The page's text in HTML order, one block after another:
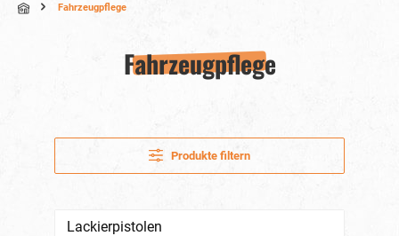
Fahrzeugpflege
Fahrzeugpflege
Produkte filtern
Lackierpistolen